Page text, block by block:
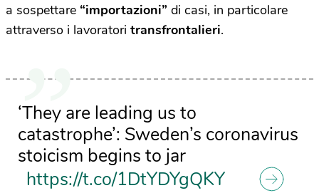
a sospettare “importazioni” di casi, in particolare
attraverso i lavoratori transfrontalieri.
‘They are leading us to
catastrophe’: Sweden’s coronavirus
stoicism begins to jar
https://t.co/1DtYDYgQKY